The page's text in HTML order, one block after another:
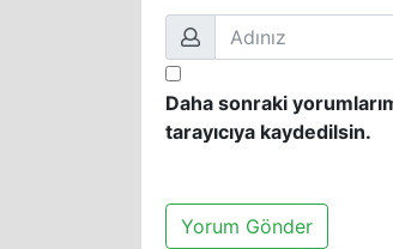
Daha sonraki
tarayıcıya kaydedilsin.